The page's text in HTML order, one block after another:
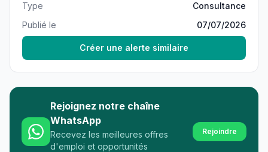
Type
Consultance
Publié le
07/07/2026
Créer une alerte similaire
Rejoignez notre chaîne
WhatsApp
Recevez les meilleures offres
d'emploi et opportunités
Rejoindre